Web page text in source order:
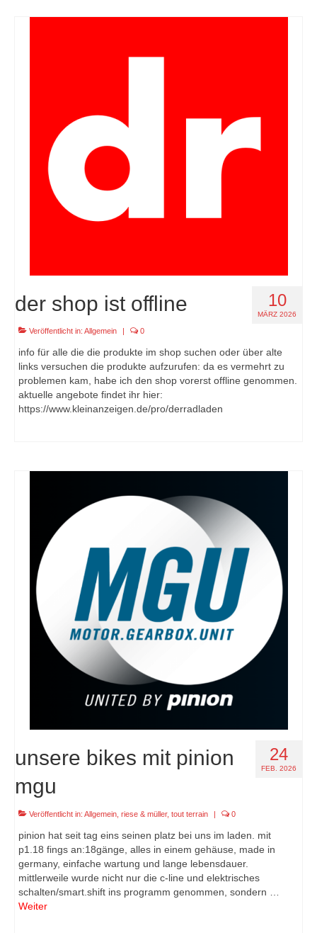
10
MÄRZ 2026
der shop ist offline
Veröffentlicht in: Allgemein 0
info für alle die die produkte im shop suchen oder über alte
links versuchen die produkte aufzurufen: da es vermehrt zu
problemen kam, habe ich den shop vorerst offline genommen.
aktuelle angebote findet ihr hier:
https://www.kleinanzeigen.de/pro/derradladen
24
FEB. 2026
unsere bikes mit pinion
mgu
Veröffentlicht in: Allgemein riese & müller, tout terrain | 0
pinion hat seit tag eins seinen platz bei uns im laden. mit
p1.18 fings an:18gänge, alles in einem gehäuse, made in
germany, einfache wartung und lange lebensdauer.
mittlerweile wurde nicht nur die c-line und elektrisches
schalten/smart.shift ins programm genommen, sondern …
Weiter